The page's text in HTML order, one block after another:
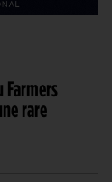
Farmers
rare